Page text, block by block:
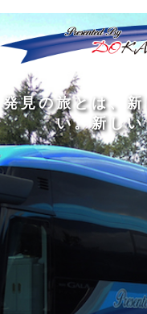
旅 の 程
発見の旅と は 新
い。 新 しい
人間の幅を広 げ
い、 本 を読
私は旅 を
旅 の 程
どんなに洗 練 れ
くてし ょうが
旅をするの は 着
る
旅は 真 知